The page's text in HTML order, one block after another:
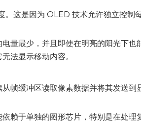
。这是因为 OLED 技术允许独立控
量最少，并且即使在明亮的阳光下
法显示移动内容。
帧缓冲区读取像素数据并将其发送
赖于单独的图形芯片，特别是在处